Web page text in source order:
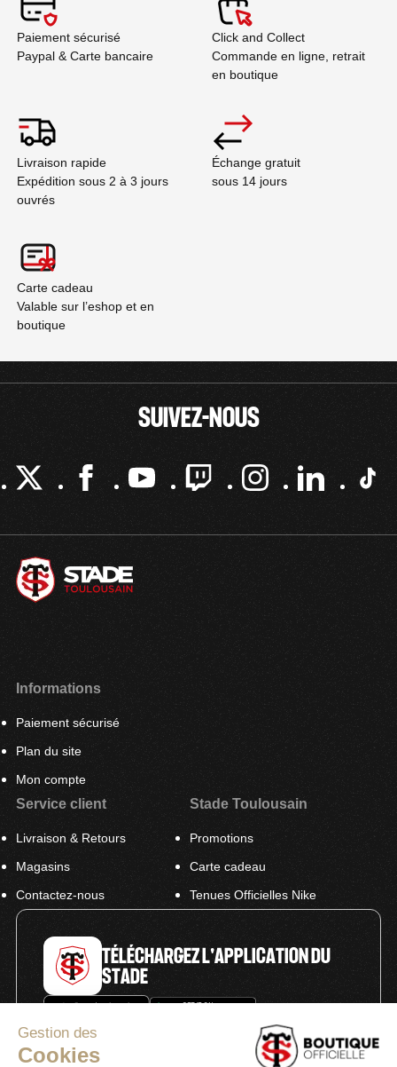
Gestion des
Cookies
Paiement sécurisé
Paypal & Carte bancaire
Click and Collect
Commande en ligne, retrait
en boutique
Livraison rapide
Expédition sous 2 à 3 jours
ouvrés
Échange gratuit
sous 14 jours
Carte cadeau
Valable sur l’eshop et en
boutique
SUIVEZ-NOUS
Informations
Paiement sécurisé
Plan du site
Mon compte
Service client
Livraison & Retours
Magasins
Contactez-nous
Stade Toulousain
Promotions
Carte cadeau
Tenues Officielles Nike
TÉLÉCHARGEZ L'APPLICATION DU
STADE